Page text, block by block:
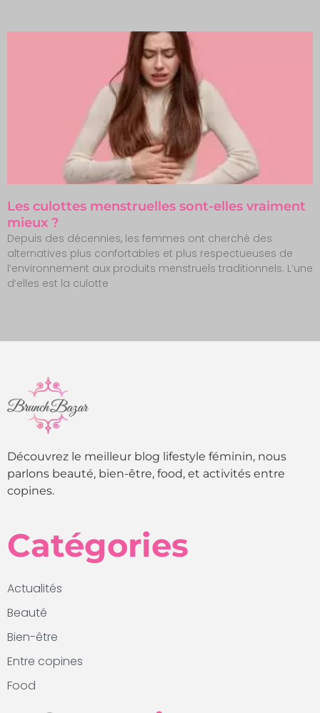
Les culottes menstruelles sont-elles vraiment
mieux ?
Depuis des décennies, les femmes ont cherché des
alternatives plus confortables et plus respectueuses de
l’environnement aux produits menstruels traditionnels. L’une
d’elles est la culotte
Découvrez le meilleur blog lifestyle féminin, nous
parlons beauté, bien-être, food, et activités entre
copines.
Catégories
Actualités
Beauté
Bien-être
Entre copines
Food